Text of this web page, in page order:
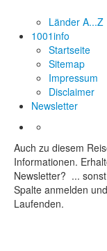
Länder A...Z
1001info
Startseite
Sitemap
Impressum
Disclaimer
Newsletter
Auch zu diesem
Informationen.
Newsletter? ...
Spalte anmelden
Laufenden.